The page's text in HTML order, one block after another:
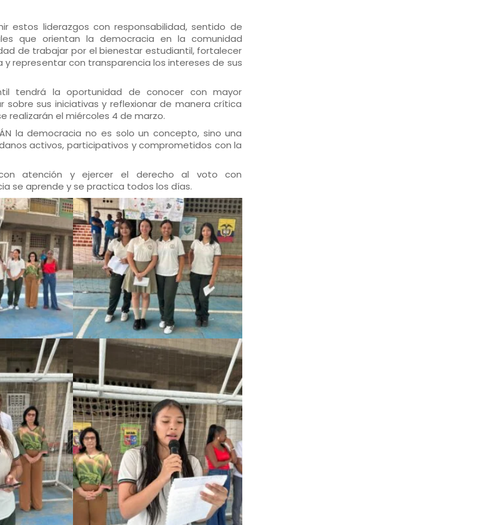
estos liderazgos con responsabilidad, sentido de
que orientan la democracia en la comunidad
de trabajar por el bienestar estudiantil, fortalecer
representar con transparencia los intereses de sus
tendrá la oportunidad de conocer con mayor
sus iniciativas y reflexionar de manera crítica
realizarán el miércoles 4 de marzo.
la democracia no es solo un concepto, sino una
activos, participativos y comprometidos con la
atención y ejercer el derecho al voto con
se aprende y se practica todos los días.